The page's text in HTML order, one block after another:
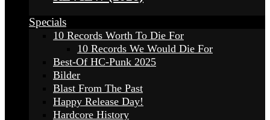
Specials
10 Records Worth To Die For
10 Records We Would Die For
Best-Of HC-Punk 2025
Bilder
Blast From The Past
Happy Release Day!
Hardcore History